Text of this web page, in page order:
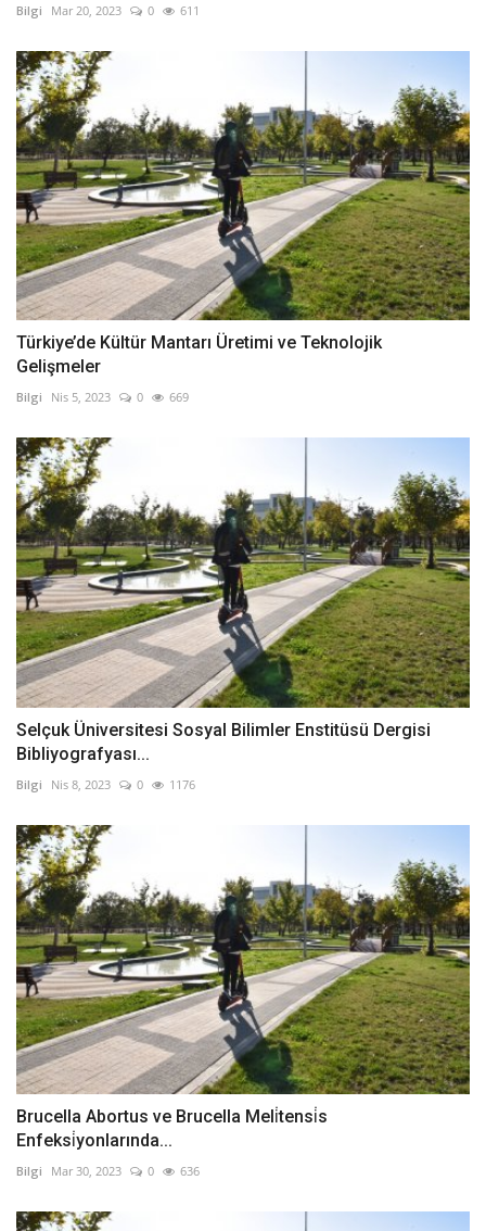
Bilgi Mar 20, 2023 0 611
Türkiye’de Kültür Mantarı Üretimi ve Teknolojik
Gelişmeler
Bilgi Nis 5, 2023 0 669
Selçuk Üniversitesi Sosyal Bilimler Enstitüsü Dergisi
Bibliyografyası...
Bilgi Nis 8, 2023 0 1176
Brucella Abortus ve Brucella Meli̇tensi̇s
Enfeksi̇yonlarında...
Bilgi Mar 30, 2023 0 636